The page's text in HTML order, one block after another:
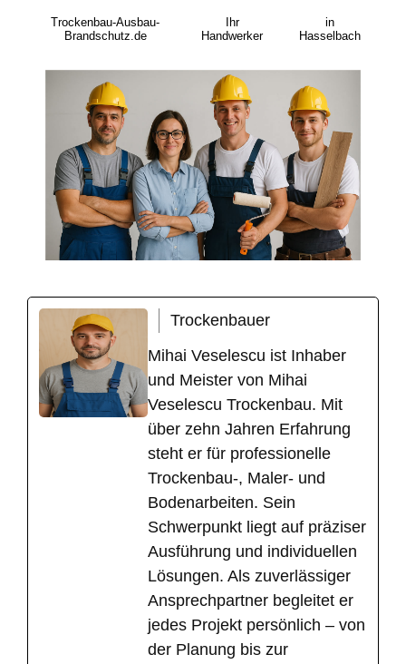
Trockenbau-Ausbau-
Brandschutz.de
Ihr
Handwerker
in
Hasselbach
Trockenbauer
Mihai Veselescu ist Inhaber
und Meister von Mihai
Veselescu Trockenbau. Mit
über zehn Jahren Erfahrung
steht er für professionelle
Trockenbau-, Maler- und
Bodenarbeiten. Sein
Schwerpunkt liegt auf präziser
Ausführung und individuellen
Lösungen. Als zuverlässiger
Ansprechpartner begleitet er
jedes Projekt persönlich – von
der Planung bis zur